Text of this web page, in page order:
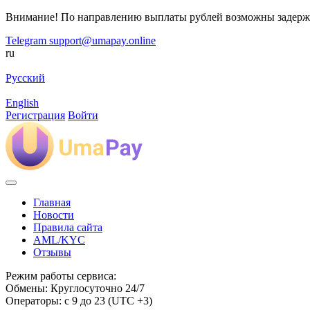
Внимание! По направлению выплаты рублей возможны
Telegram support@umapay.online
ru
Русский
English
Регистрация Войти
Главная
Новости
Правила сайта
AML/KYC
Отзывы
Режим работы сервиса:
Обмены: Круглосуточно 24/7
Операторы: с 9 до 23 (UTC +3)